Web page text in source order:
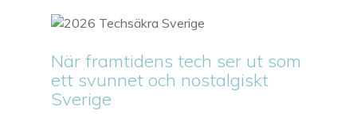
När framtidens tech ser ut som
ett svunnet och nostalgiskt
Sverige